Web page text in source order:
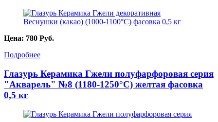
Цена: 780 Руб.
Подробнее
Глазурь Керамика Гжели полуфарфоровая серия
"Акварель" №8 (1180-1250°С) желтая фасовка
0,5 кг